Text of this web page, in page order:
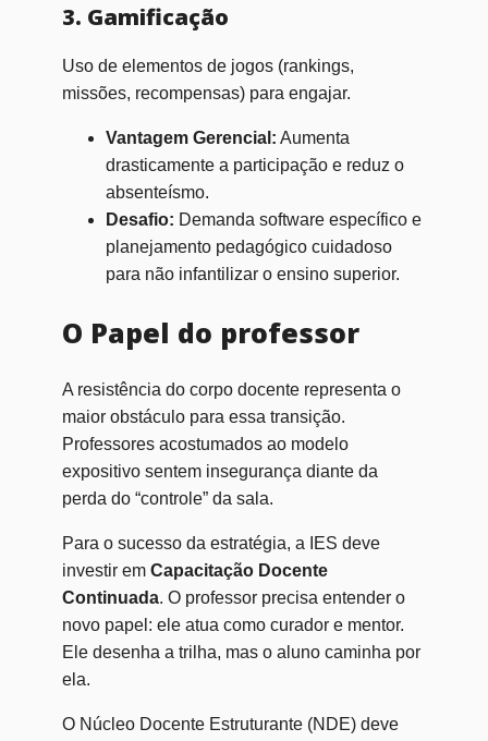
3. Gamificação
Uso de elementos de jogos (rankings,
missões, recompensas) para engajar.
Vantagem Gerencial: Aumenta
drasticamente a participação e reduz o
absenteísmo.
Desafio: Demanda software específico e
planejamento pedagógico cuidadoso
para não infantilizar o ensino superior.
O Papel do professor
A resistência do corpo docente representa o
maior obstáculo para essa transição.
Professores acostumados ao modelo
expositivo sentem insegurança diante da
perda do “controle” da sala.
Para o sucesso da estratégia, a IES deve
investir em Capacitação Docente
Continuada. O professor precisa entender o
novo papel: ele atua como curador e mentor.
Ele desenha a trilha, mas o aluno caminha por
ela.
O Núcleo Docente Estruturante (NDE) deve